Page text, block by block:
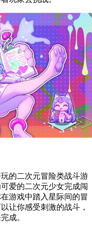
的二次元冒险类战斗游
爱的二次元少女完成闯
游戏中踏入星际间的冒
让你感受刺激的战斗，
成。